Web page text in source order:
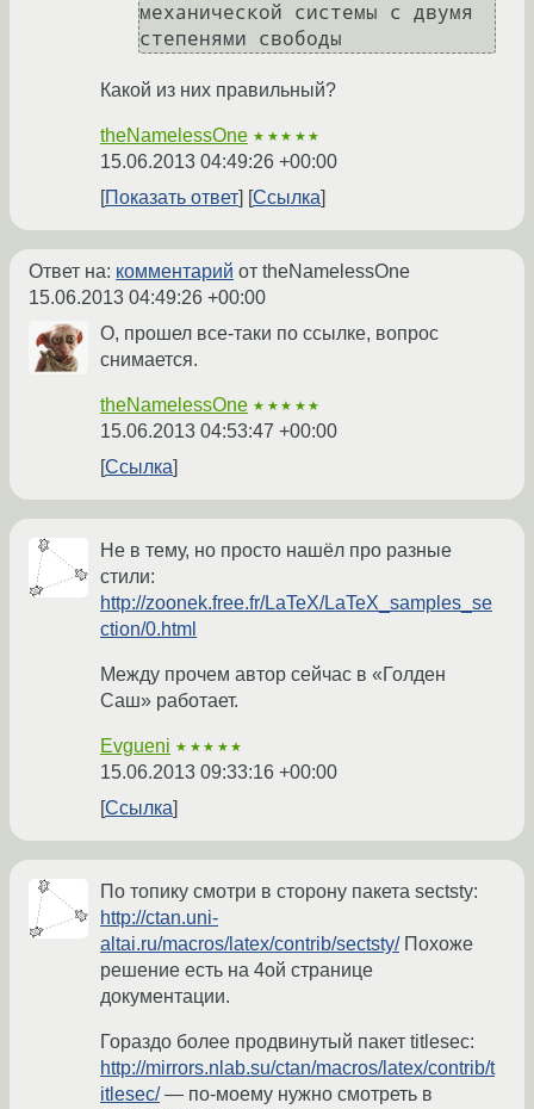
механической системы с двумя
степенями свободы
Какой из них правильный?
theNamelessOne ★★★★★
15.06.2013 04:49:26 +00:00
Показать ответ
Ссылка
Ответ на: комментарий от theNamelessOne
15.06.2013 04:49:26 +00:00
О, прошел все-таки по ссылке, вопрос
снимается.
theNamelessOne ★★★★★
15.06.2013 04:53:47 +00:00
Ссылка
Не в тему, но просто нашёл про разные
стили:
http://zoonek.free.fr/LaTeX/LaTeX_samples_se
ction/0.html
Между прочем автор сейчас в «Голден
Саш» работает.
Evgueni ★★★★★
15.06.2013 09:33:16 +00:00
Ссылка
По топику смотри в сторону пакета sectsty:
http://ctan.uni-
altai.ru/macros/latex/contrib/sectsty/Похоже
решение есть на 4ой странице
документации.
Гораздо более продвинутый пакет titlesec:
http://mirrors.nlab.su/ctan/macros/latex/contrib/t
itlesec/— по-моему нужно смотреть в